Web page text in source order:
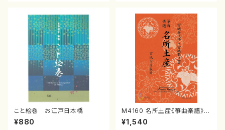
こと絵巻 お江戸日本橋
¥880
M4160 名所土産《箏曲楽譜》
（箏/宮城喜代子・宮城数江著・
宮城宗家監修/箏曲古典楽譜）
¥1,540